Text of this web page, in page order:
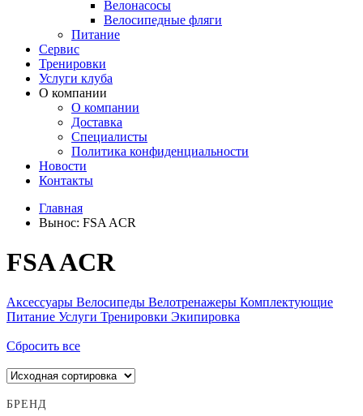
Велонасосы
Велосипедные фляги
Питание
Сервис
Тренировки
Услуги клуба
О компании
О компании
Доставка
Специалисты
Политика конфиденциальности
Новости
Контакты
Главная
Вынос: FSA ACR
FSA ACR
Аксессуары Велосипеды Велотренажеры Комплектующие
Питание Услуги Тренировки Экипировка
Сбросить все
БРЕНД